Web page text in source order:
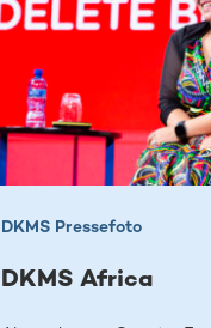
DKMS Pressefoto
DKMS Africa